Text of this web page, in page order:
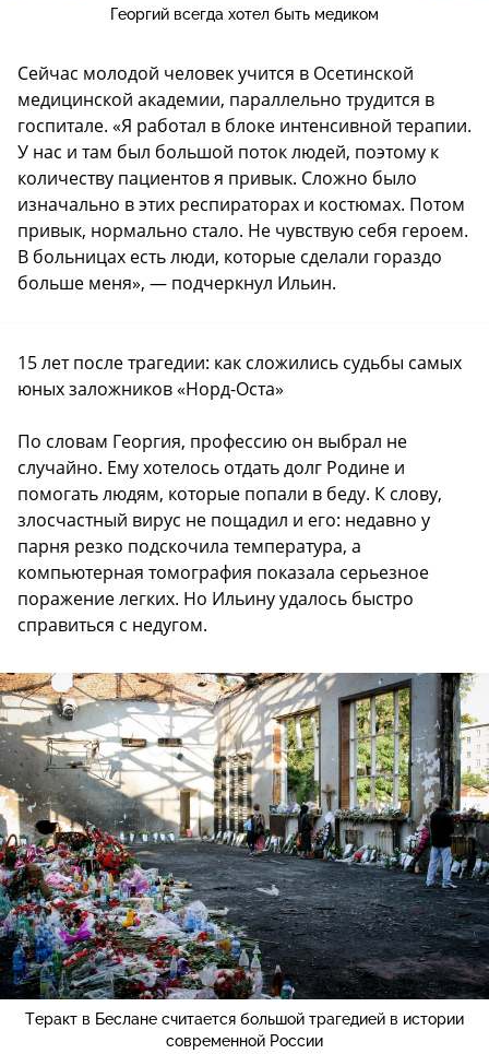
Георгий всегда хотел быть медиком
Сейчас молодой человек учится в Осетинской
медицинской академии, параллельно трудится в
госпитале. «Я работал в блоке интенсивной терапии.
У нас и там был большой поток людей, поэтому к
количеству пациентов я привык. Сложно было
изначально в этих респираторах и костюмах. Потом
привык, нормально стало. Не чувствую себя героем.
В больницах есть люди, которые сделали гораздо
больше меня», — подчеркнул Ильин.
15 лет после трагедии: как сложились судьбы самых
юных заложников «Норд-Оста»
По словам Георгия, профессию он выбрал не
случайно. Ему хотелось отдать долг Родине и
помогать людям, которые попали в беду. К слову,
злосчастный вирус не пощадил и его: недавно у
парня резко подскочила температура, а
компьютерная томография показала серьезное
поражение легких. Но Ильину удалось быстро
справиться с недугом.
Теракт в Беслане считается большой трагедией в истории
современной России